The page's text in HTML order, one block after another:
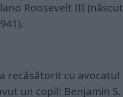
Roosevelt III (născut
recăsătorit cu avocatul
un copil: Benjamin S.